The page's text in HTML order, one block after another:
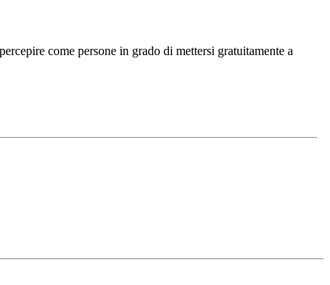
come persone in grado di mettersi gratuitamente a